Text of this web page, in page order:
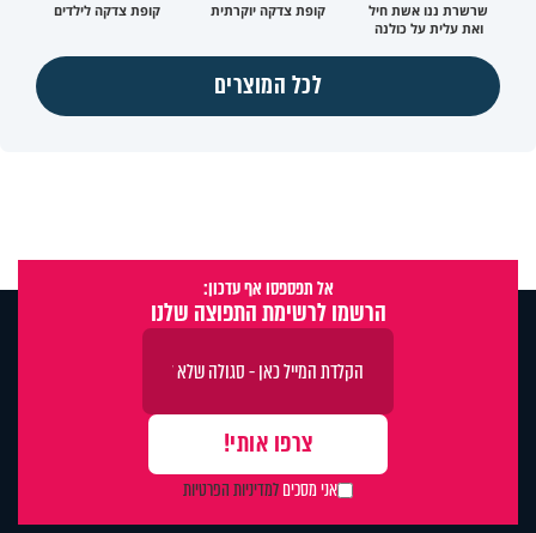
שרשרת ננו אשת חיל
ואת עלית על כולנה
קופת צדקה יוקרתית קופת צדקה לילדים
לכל המוצרים
אל תפספסו אף עדכון:
הרשמו לרשימת התפוצה שלנו
אני מסכיםלמדיניות הפרטיות